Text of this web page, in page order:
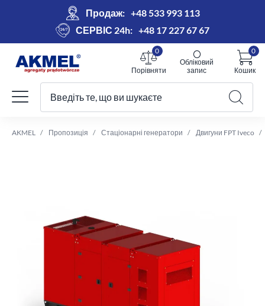
Продаж: +48 533 993 113
СЕРВІС 24h: +48 17 227 67 67
Порівняти
0
Обліковий
запис
Кошик
0
Ваш кошик
Введіть те, що ви шукаєте
AKMEL Пропозиція Стаціонарні генератори Двигуни FPT Iveco